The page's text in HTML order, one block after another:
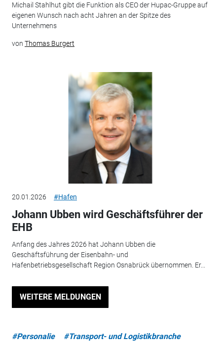
Michail Stahlhut gibt die Funktion als CEO der Hupac-Gruppe auf
eigenen Wunsch nach acht Jahren an der Spitze des
Unternehmens
von Thomas Burgert
20.01.2026 #Hafen
Johann Ubben wird Geschäftsführer der
EHB
Anfang des Jahres 2026 hat Johann Ubben die
Geschäftsführung der Eisenbahn- und
Hafenbetriebsgesellschaft Region Osnabrück übernommen. Er...
WEITERE MELDUNGEN
#Personalie #Transport- und Logistikbranche